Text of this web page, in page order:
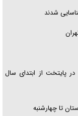
حادثه ساز در پایتخت از ابتدای سال